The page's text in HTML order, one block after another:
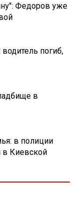
Федоров уже
погиб,
в
в полиции
в Киевской